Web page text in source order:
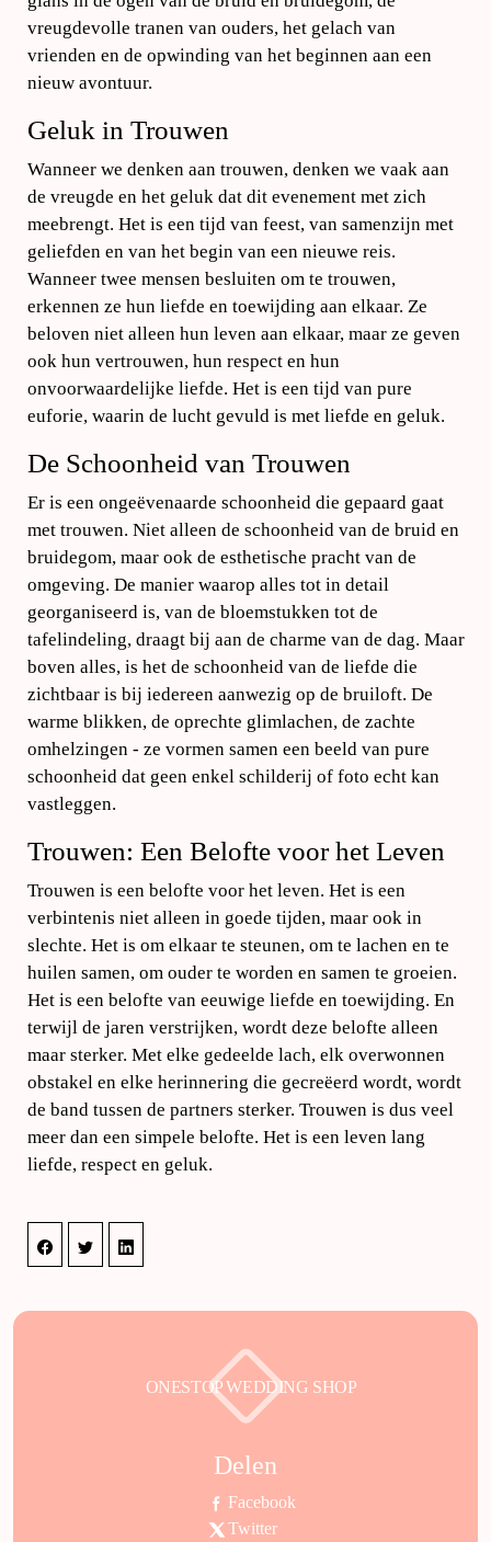
vreugdevolle tranen van ouders, het gelach van
vrienden en de opwinding van het beginnen aan een
nieuw avontuur.
Geluk in Trouwen
Wanneer we denken aan trouwen, denken we vaak aan
de vreugde en het geluk dat dit evenement met zich
meebrengt. Het is een tijd van feest, van samenzijn met
geliefden en van het begin van een nieuwe reis.
Wanneer twee mensen besluiten om te trouwen,
erkennen ze hun liefde en toewijding aan elkaar. Ze
beloven niet alleen hun leven aan elkaar, maar ze geven
ook hun vertrouwen, hun respect en hun
onvoorwaardelijke liefde. Het is een tijd van pure
euforie, waarin de lucht gevuld is met liefde en geluk.
De Schoonheid van Trouwen
Er is een ongeëvenaarde schoonheid die gepaard gaat
met trouwen. Niet alleen de schoonheid van de bruid en
bruidegom, maar ook de esthetische pracht van de
omgeving. De manier waarop alles tot in detail
georganiseerd is, van de bloemstukken tot de
tafelindeling, draagt bij aan de charme van de dag. Maar
boven alles, is het de schoonheid van de liefde die
zichtbaar is bij iedereen aanwezig op de bruiloft. De
warme blikken, de oprechte glimlachen, de zachte
omhelzingen - ze vormen samen een beeld van pure
schoonheid dat geen enkel schilderij of foto echt kan
vastleggen.
Trouwen: Een Belofte voor het Leven
Trouwen is een belofte voor het leven. Het is een
verbintenis niet alleen in goede tijden, maar ook in
slechte. Het is om elkaar te steunen, om te lachen en te
huilen samen, om ouder te worden en samen te groeien.
Het is een belofte van eeuwige liefde en toewijding. En
terwijl de jaren verstrijken, wordt deze belofte alleen
maar sterker. Met elke gedeelde lach, elk overwonnen
obstakel en elke herinnering die gecreëerd wordt, wordt
de band tussen de partners sterker. Trouwen is dus veel
meer dan een simpele belofte. Het is een leven lang
liefde, respect en geluk.
ONESTOP WEDDING SHOP
Delen
Facebook
Twitter